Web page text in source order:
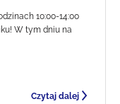
10:00-14:00
W tym dniu na
Czytaj dalej